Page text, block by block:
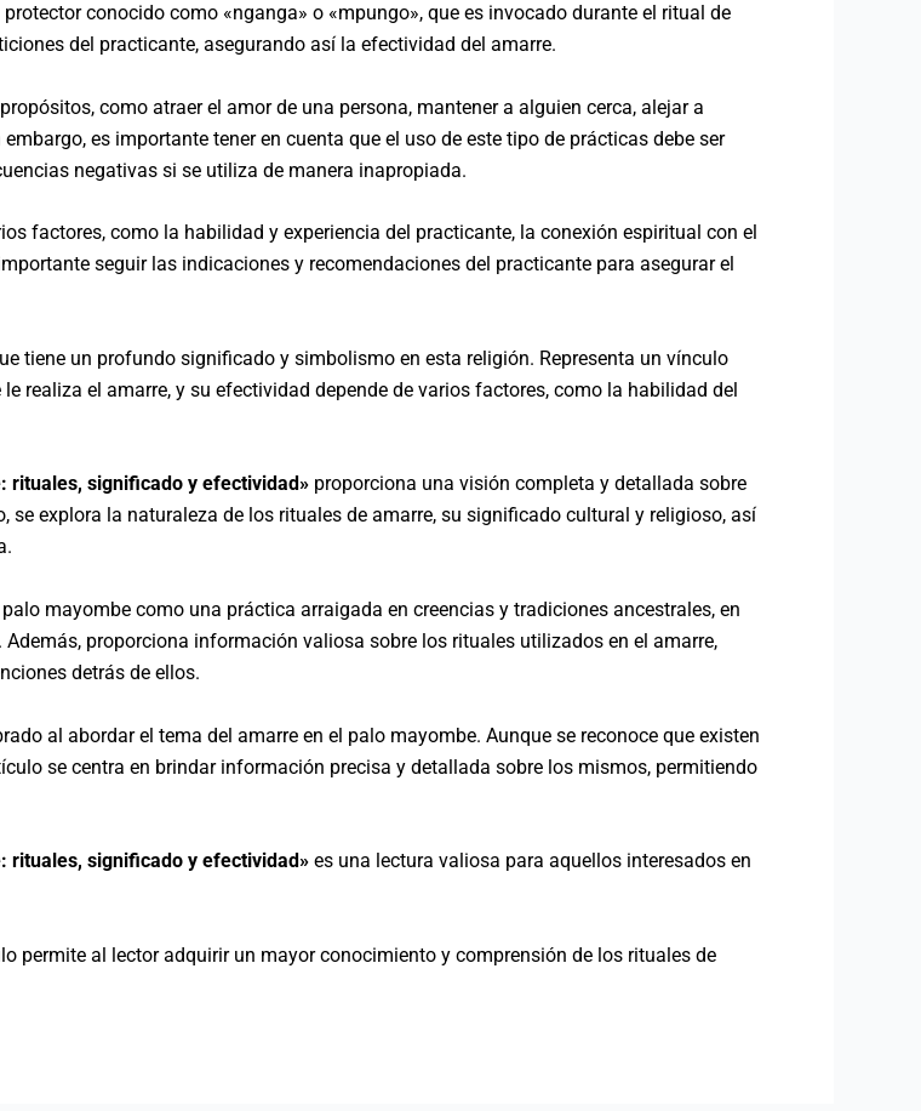
conocido como «nganga» o «mpungo», que es invocado durante el ritual de
del practicante, asegurando así la efectividad del amarre.
como atraer el amor de una persona, mantener a alguien cerca, alejar a
es importante tener en cuenta que el uso de este tipo de prácticas debe ser
negativas si se utiliza de manera inapropiada.
factores, como la habilidad y experiencia del practicante, la conexión espiritual con el
seguir las indicaciones y recomendaciones del practicante para asegurar el
tiene un profundo significado y simbolismo en esta religión. Representa un vínculo
realiza el amarre, y su efectividad depende de varios factores, como la habilidad del
rituales, significado y efectividad» proporciona una visión completa y detallada sobre
se explora la naturaleza de los rituales de amarre, su significado cultural y religioso, así
mayombe como una práctica arraigada en creencias y tradiciones ancestrales, en
proporciona información valiosa sobre los rituales utilizados en el amarre,
detrás de ellos.
al abordar el tema del amarre en el palo mayombe. Aunque se reconoce que existen
se centra en brindar información precisa y detallada sobre los mismos, permitiendo
rituales, significado y efectividad» es una lectura valiosa para aquellos interesados en
permite al lector adquirir un mayor conocimiento y comprensión de los rituales de